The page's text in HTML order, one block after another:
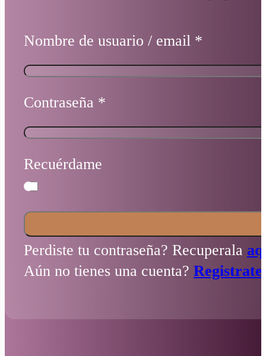
Nombre de usuario / email *
Contraseña *
Recuérdame
Perdiste tu contraseña? Recuperala
Aún no tienes una cuenta?